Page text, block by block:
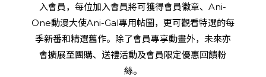
入會員，每位加入會員將可獲得會員徽章、Ani-
One動漫大使Ani-Gal專用帖圖，更可觀看特選的每
季新番和精選舊作。除了會員專享動畫外，未來亦
會擴展至團購、送禮活動及會員限定優惠回饋粉
絲。